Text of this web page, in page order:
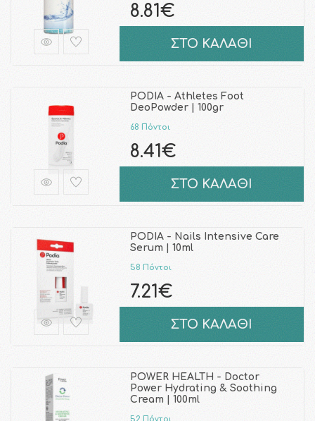
8.81€
ΣΤΟ ΚΑΛΑΘΙ
PODIA - Athletes Foot
DeoPowder | 100gr
68 Πόντοι
8.41€
ΣΤΟ ΚΑΛΑΘΙ
PODIA - Nails Intensive Care
Serum | 10ml
58 Πόντοι
7.21€
ΣΤΟ ΚΑΛΑΘΙ
POWER HEALTH - Doctor
Power Hydrating & Soothing
Cream | 100ml